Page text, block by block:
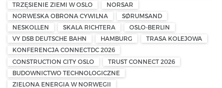
TRZĘSIENIE ZIEMI W OSLO
NORSAR
NORWESKA OBRONA CYWILNA
SØRUMSAND
NESKOLLEN
SKALA RICHTERA
OSLO-BERLIN
VY DSB DEUTSCHE BAHN
HAMBURG
TRASA KOLEJOWA
KONFERENCJA CONNECTDC 2026
CONSTRUCTION CITY OSLO
TRUST CONNECT 2026
BUDOWNICTWO TECHNOLOGICZNE
ZIELONA ENERGIA W NORWEGII